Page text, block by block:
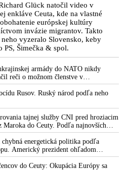
Glück natočil video v
enkláve Ceuta, kde na vlastné
európskej kultúry
invázie migrantov. Takto
vyzeralo Slovensko, keby
PS, Šimečka & spol.
armády do NATO nikdy
reči o možnom členstve v
Rusov. Ruský národ podľa neho
tajnej služby CNI pred hroziacim
do Ceuty. Podľa najnovších
exklávy na severe Afriky vyše 70-
energetická politika podľa
Americký prezident ohľadom
že armáda USA bola na jeho
útok od druhej svetovej vojny“
do Ceuty: Okupácia Európy sa